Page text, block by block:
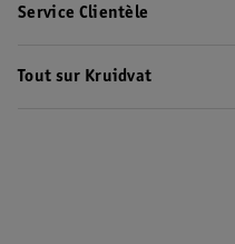
Service Clientèle
Tout sur Kruidvat